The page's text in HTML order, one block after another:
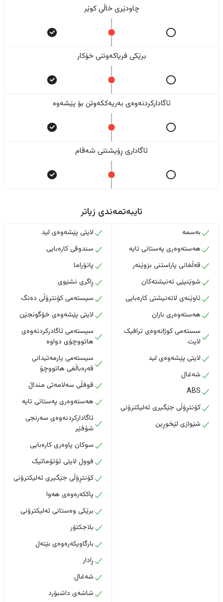
چاودێری خاڵی کوێر
برێکی فریاکەوتنی خۆکار
ئاگادارکردنەوەی بەریەککەوتن بۆ پێشەوە
ئاگاداری ڕۆیشتنی شەقام
تایبەتمەندی زیاتر
بەسمە
هەستەوەری پەستانی تایە
قەڵغانی پاراستنی بزوێنەر
شوێنپێی تەنیشتەکان
ئاوێنەی لاتەنیشتی کارەبایی
هەستەوەری باران
سستەمی کوژانەوەی ترافیک
لایت
لایتی پێشەوەی لید
شەغال
ABS
کۆنتڕۆڵی جێگیری ئەلیکترۆنی
شێوازی لێخوڕین
لایتی پێشەوەی لید
سندوقی کارەبایی
پانۆراما
ڕاگری نشێوی
سیستەمی کۆنترۆڵی دەنگ
لایتی پێشەوەی خۆگونجێن
سیستەمی ئاگادرکردنەوەی
هاتووچۆی دواوە
سیستەمی یارمەتیدانی
قەرەباڵغی هاتووچۆ
قوفڵی سەلامەتی منداڵ
هەستەوەری پەستانی تایە
ئاگادارکردنەوەی سەرنجی
شۆفێر
سوکان پاوەری کارەبایی
فوول لایتی ئۆتۆماتیک
کۆنتڕۆڵی جێگیری ئەلیکترۆنی
پاککەرەوەی هەوا
برێکی وەستانی ئەلیکترۆنی
بلاجکتۆر
بارگاویکەرەوەی بێتەل
ڕادار
شەغال
شاشەی داشبۆرد